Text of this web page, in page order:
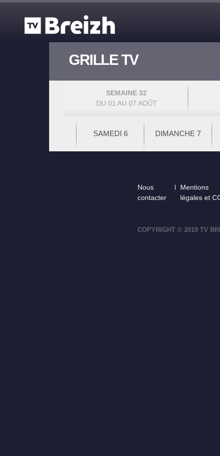
GRILLE TV
SEMAINE 32
DU 01 AU 07 AOÛT
SAMEDI 6 DIMANCHE 7
Footer
Nous
contacter
Mentions
légales et
COPYRIGHT © 2019 TV